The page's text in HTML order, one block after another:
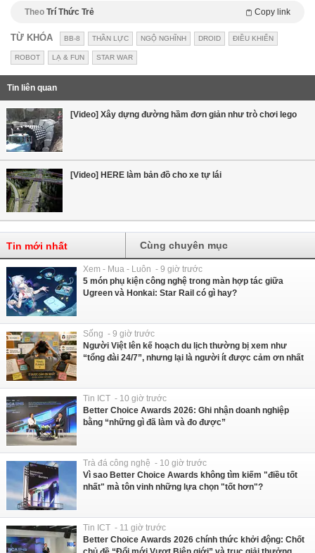
Theo Trí Thức Trẻ Copy link
TỪ KHÓA BB-8 THẦN LỰC NGỘ NGHĨNH DROID ĐIỀU KHIỂN
ROBOT LẠ & FUN STAR WAR
Tin liên quan
[Video] Xây dựng đường hầm đơn giản như trò chơi lego
[Video] HERE làm bản đồ cho xe tự lái
Tin mới nhất Cùng chuyên mục
Xem - Mua - Luôn - 9 giờ trước
5 món phụ kiện công nghệ trong màn hợp tác giữa
Ugreen và Honkai: Star Rail có gì hay?
Sống - 9 giờ trước
Người Việt lên kế hoạch du lịch thường bị xem như
“tổng đài 24/7”, nhưng lại là người ít được cảm ơn nhất
Tin ICT - 10 giờ trước
Better Choice Awards 2026: Ghi nhận doanh nghiệp
bằng “những gì đã làm và đo được”
Trà đá công nghệ - 10 giờ trước
Vì sao Better Choice Awards không tìm kiếm "điều tốt
nhất" mà tôn vinh những lựa chọn "tốt hơn"?
Tin ICT - 11 giờ trước
Better Choice Awards 2026 chính thức khởi động: Chốt